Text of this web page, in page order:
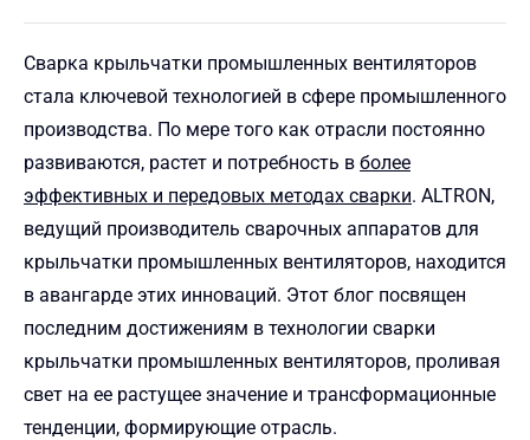
Сварка крыльчатки промышленных вентиляторов
стала ключевой технологией в сфере промышленного
производства. По мере того как отрасли постоянно
развиваются, растет и потребность в более
эффективных и передовых методах сварки. ALTRON,
ведущий производитель сварочных аппаратов для
крыльчатки промышленных вентиляторов, находится
в авангарде этих инноваций. Этот блог посвящен
последним достижениям в технологии сварки
крыльчатки промышленных вентиляторов, проливая
свет на ее растущее значение и трансформационные
тенденции, формирующие отрасль.